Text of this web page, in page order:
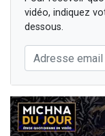
vidéo, indiquez
dessous.